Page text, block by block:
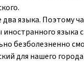
языка. Поэтому
языка
безболезненно
для нашего